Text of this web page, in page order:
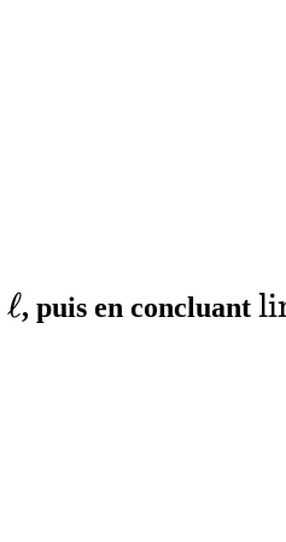
\ell
ℓ, puis en concluant